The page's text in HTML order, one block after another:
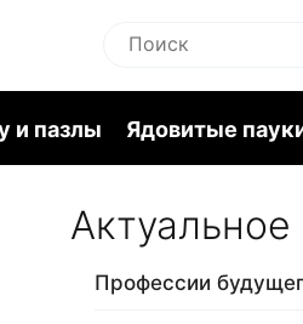
и пазлы Ядовитые
Актуальное
Профессии